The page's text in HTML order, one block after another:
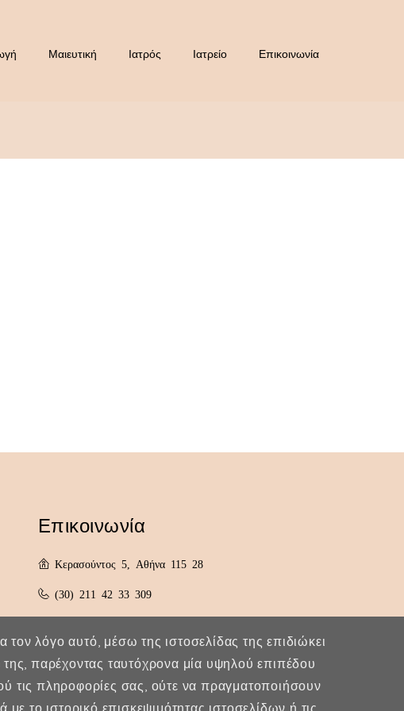
Μαιευτική Ιατρός Ιατρείο Επικοινωνία
Επικοινωνία
Κερασούντος 5, Αθήνα 115 28
(30) 211 42 33 309
λόγο αυτό, μέσω της ιστοσελίδας της επιδιώκει
της, παρέχοντας ταυτόχρονα μία υψηλού επιπέδου
τις πληροφορίες σας, ούτε να πραγματοποιήσουν